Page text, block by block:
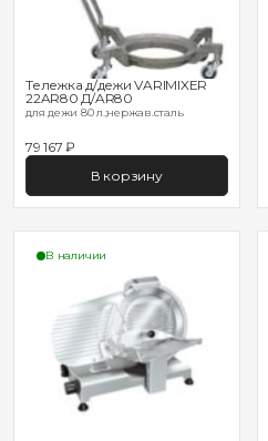
Тележка д/дежи VARIMIXER
22AR80 Д/AR80
для дежи 80 л.;нержав.сталь
79 167 ₽
В корзину
В наличии